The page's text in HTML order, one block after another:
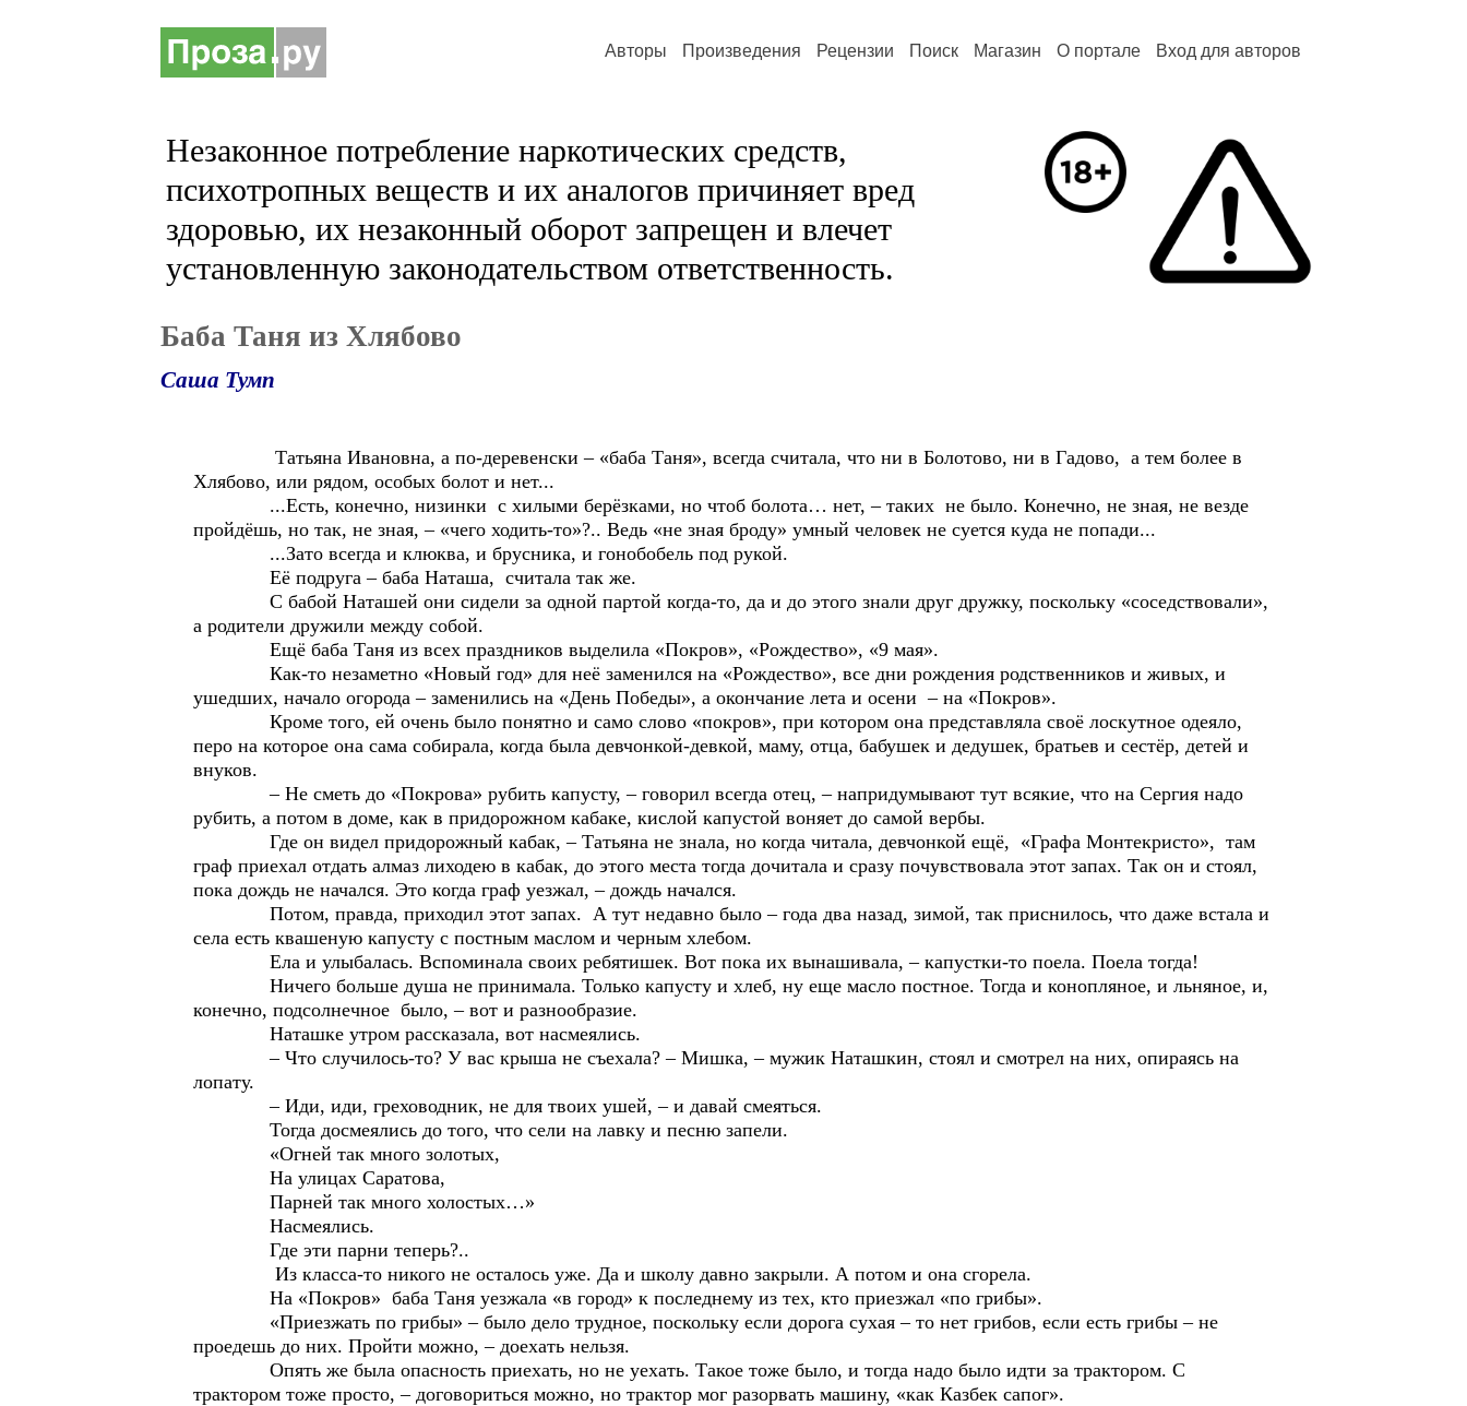
Авторы Произведения Рецензии Поиск Магазин О портале Вход для авторов
Незаконное потребление наркотических средств,
психотропных веществ и их аналогов причиняет вред
здоровью, их незаконный оборот запрещен и влечет
установленную законодательством ответственность.
Баба Таня из Хлябово
Саша Тумп
Татьяна Ивановна, а по-деревенски – «баба Таня», всегда считала, что ни в Болотово, ни в Гадово, а тем более в
Хлябово, или рядом, особых болот и нет...
...Есть, конечно, низинки с хилыми берёзками, но чтоб болота… нет, – таких не было. Конечно, не зная, не везде
пройдёшь, но так, не зная, – «чего ходить-то»?.. Ведь «не зная броду» умный человек не суется куда не попади...
...Зато всегда и клюква, и брусника, и гонобобель под рукой.
Её подруга – баба Наташа, считала так же.
С бабой Наташей они сидели за одной партой когда-то, да и до этого знали друг дружку, поскольку «соседствовали»,
а родители дружили между собой.
Ещё баба Таня из всех праздников выделила «Покров», «Рождество», «9 мая».
Как-то незаметно «Новый год» для неё заменился на «Рождество», все дни рождения родственников и живых, и
ушедших, начало огорода – заменились на «День Победы», а окончание лета и осени – на «Покров».
Кроме того, ей очень было понятно и само слово «покров», при котором она представляла своё лоскутное одеяло,
перо на которое она сама собирала, когда была девчонкой-девкой, маму, отца, бабушек и дедушек, братьев и сестёр, детей и
внуков.
– Не сметь до «Покрова» рубить капусту, – говорил всегда отец, – напридумывают тут всякие, что на Сергия надо
рубить, а потом в доме, как в придорожном кабаке, кислой капустой воняет до самой вербы.
Где он видел придорожный кабак, – Татьяна не знала, но когда читала, девчонкой ещё, «Графа Монтекристо», там
граф приехал отдать алмаз лиходею в кабак, до этого места тогда дочитала и сразу почувствовала этот запах. Так он и стоял,
пока дождь не начался. Это когда граф уезжал, – дождь начался.
Потом, правда, приходил этот запах. А тут недавно было – года два назад, зимой, так приснилось, что даже встала и
села есть квашеную капусту с постным маслом и черным хлебом.
Ела и улыбалась. Вспоминала своих ребятишек. Вот пока их вынашивала, – капустки-то поела. Поела тогда!
Ничего больше душа не принимала. Только капусту и хлеб, ну еще масло постное. Тогда и конопляное, и льняное, и,
конечно, подсолнечное было, – вот и разнообразие.
Наташке утром рассказала, вот насмеялись.
– Что случилось-то? У вас крыша не съехала? – Мишка, – мужик Наташкин, стоял и смотрел на них, опираясь на
лопату.
– Иди, иди, греховодник, не для твоих ушей, – и давай смеяться.
Тогда досмеялись до того, что сели на лавку и песню запели.
«Огней так много золотых,
На улицах Саратова,
Парней так много холостых…»
Насмеялись.
Где эти парни теперь?..
Из класса-то никого не осталось уже. Да и школу давно закрыли. А потом и она сгорела.
На «Покров» баба Таня уезжала «в город» к последнему из тех, кто приезжал «по грибы».
«Приезжать по грибы» – было дело трудное, поскольку если дорога сухая – то нет грибов, если есть грибы – не
проедешь до них. Пройти можно, – доехать нельзя.
Опять же была опасность приехать, но не уехать. Такое тоже было, и тогда надо было идти за трактором. С
трактором тоже просто, – договориться можно, но трактор мог разорвать машину, «как Казбек сапог».